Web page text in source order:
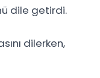
dile getirdi.
dilerken,